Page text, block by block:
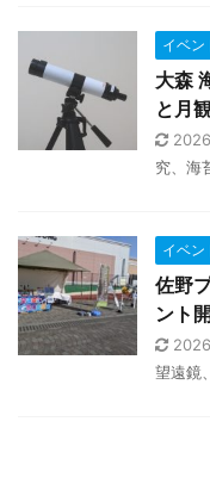
イベン
大森
と月
究、海
イベン
佐野
ント
望遠鏡